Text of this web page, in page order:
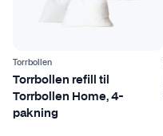
Torrbollen
Torrbollen refill til
Torrbollen Home, 4-
pakning